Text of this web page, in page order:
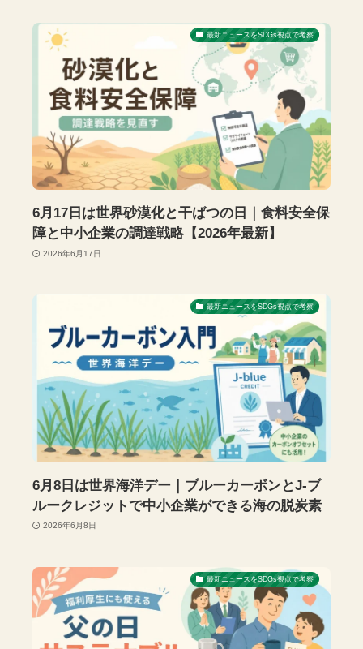
最新ニュースをSDGs視点で考察
6月17日は世界砂漠化と干ばつの日｜食料安全保
障と中小企業の調達戦略【2026年最新】
2026年6月17日
最新ニュースをSDGs視点で考察
6月8日は世界海洋デー｜ブルーカーボンとJ-ブ
ルークレジットで中小企業ができる海の脱炭素
2026年6月8日
最新ニュースをSDGs視点で考察